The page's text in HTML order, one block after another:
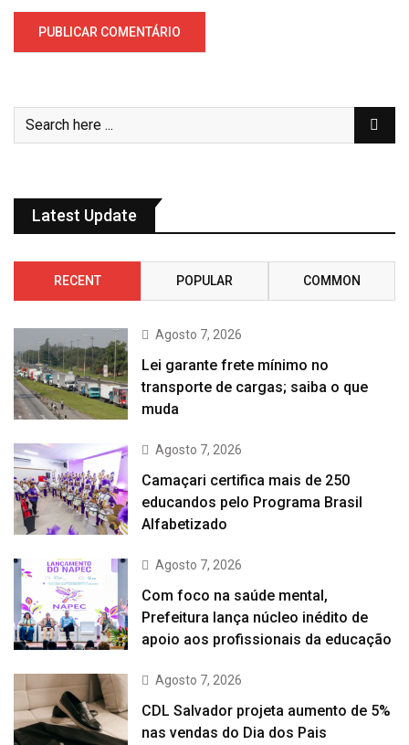
Latest Update
RECENT POPULAR COMMON
Agosto 7, 2026
Lei garante frete mínimo no
transporte de cargas; saiba o que
muda
Agosto 7, 2026
Camaçari certifica mais de 250
educandos pelo Programa Brasil
Alfabetizado
Agosto 7, 2026
Com foco na saúde mental,
Prefeitura lança núcleo inédito de
apoio aos profissionais da educação
Agosto 7, 2026
CDL Salvador projeta aumento de 5%
nas vendas do Dia dos Pais